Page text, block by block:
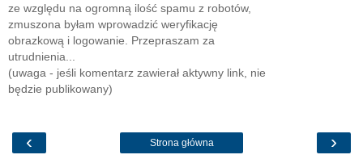
ze względu na ogromną ilość spamu z robotów,
zmuszona byłam wprowadzić weryfikację
obrazkową i logowanie. Przepraszam za
utrudnienia...
(uwaga - jeśli komentarz zawierał aktywny link, nie
będzie publikowany)
‹ ›
Strona główna